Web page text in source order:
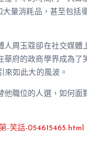
量消耗品，甚至包括
周玉蔻卻在社交媒體
府的政商學界成為了
來如此大的風波。
職位的人選，如何面
-笑話-054615465.html